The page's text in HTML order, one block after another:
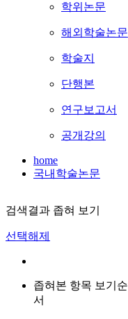
학위논문
해외학술논문
학술지
단행본
연구보고서
공개강의
home
국내학술논문
검색결과 좁혀 보기
선택해제
좁혀본 항목 보기순
서